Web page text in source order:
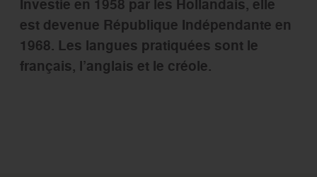
Investie en 1958 par les Hollandais, elle
est devenue République Indépendante en
1968. Les langues pratiquées sont le
français, l’anglais et le créole.